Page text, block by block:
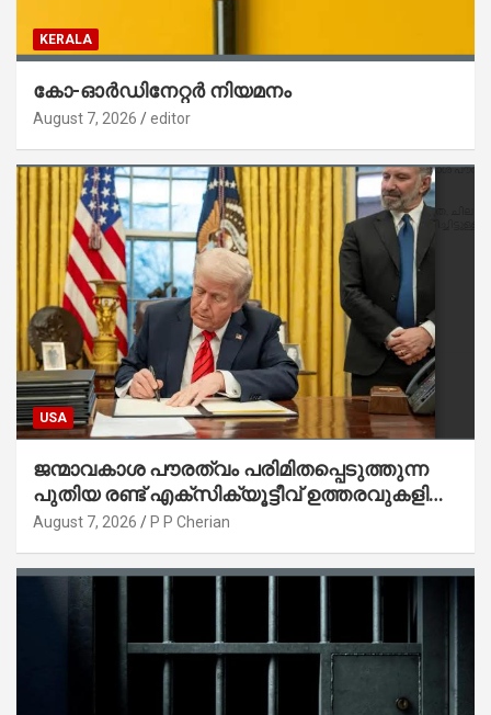
KERALA
കോ-ഓർഡിനേറ്റർ നിയമനം
August 7, 2026 editor
USA
ജന്മാവകാശ പൗരത്വം പരിമിതപ്പെടുത്തുന്ന
പുതിയ രണ്ട് എക്സിക്യൂട്ടീവ് ഉത്തരവുകളിൽ
ട്രംപ് ഒപ്പുവെച്ചു
August 7, 2026 P P Cherian